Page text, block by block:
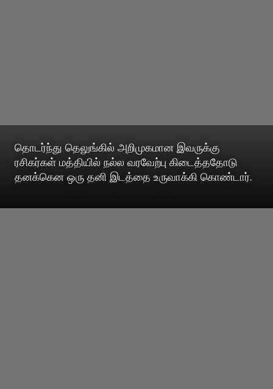
தொடர்ந்து தெலுங்கில் அறிமுகமான இவருக்கு
ரசிகர்கள் மத்தியில் நல்ல வரவேற்பு கிடைத்ததோடு
தனக்கென ஒரு தனி இடத்தை உருவாக்கி கொண்டார்.